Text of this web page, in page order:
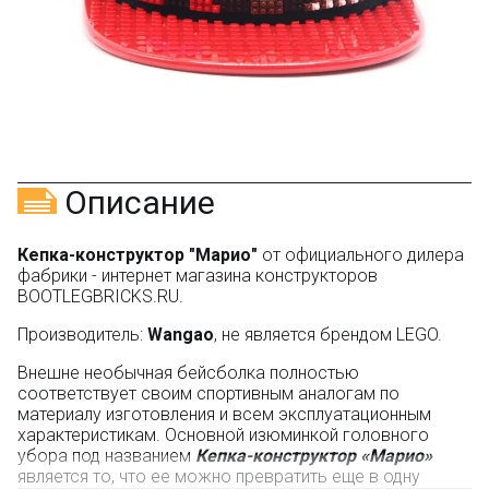
и получите купон на скидку 150₽
Подробные условия всех акций и бонусов...
Описание
Кепка-конструктор "Марио" от официального дилера
фабрики - интернет магазина конструкторов
BOOTLEGBRICKS.RU.
Производитель: Wangao, не является брендом LEGO.
Внешне необычная бейсболка полностью
соответствует своим спортивным аналогам по
материалу изготовления и всем эксплуатационным
характеристикам. Основной изюминкой головного
убора под названием Кепка-конструктор «Марио»
является то, что ее можно превратить еще в одну